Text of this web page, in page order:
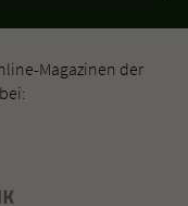
Magazinen der